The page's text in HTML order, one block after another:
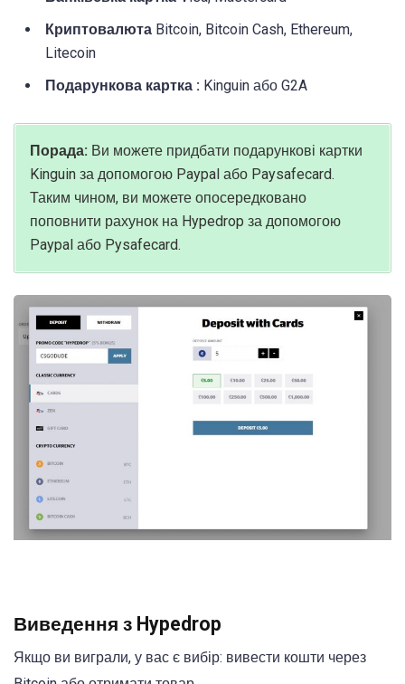
Криптовалюта Bitcoin, Bitcoin Cash, Ethereum,
Litecoin
Подарункова картка : Kinguin або G2A
Порада: Ви можете придбати подарункові картки
Kinguin за допомогою Paypal або Paysafecard.
Таким чином, ви можете опосередковано
поповнити рахунок на Hypedrop за допомогою
Paypal або Pysafecard.
Виведення з Hypedrop
Якщо ви виграли, у вас є вибір: вивести кошти через